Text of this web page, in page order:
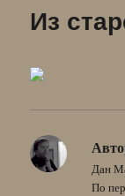
Из
Дан
По